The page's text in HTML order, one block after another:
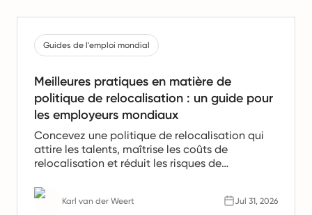
Guides de l'emploi mondial
Meilleures pratiques en matière de
politique de relocalisation : un guide pour
les employeurs mondiaux
Concevez une politique de relocalisation qui
attire les talents, maîtrise les coûts de
relocalisation et réduit les risques de
en matière de politique de relocalisation
utilisées par les employeurs mondiaux.
Karl van der Weert Jul 31, 2026